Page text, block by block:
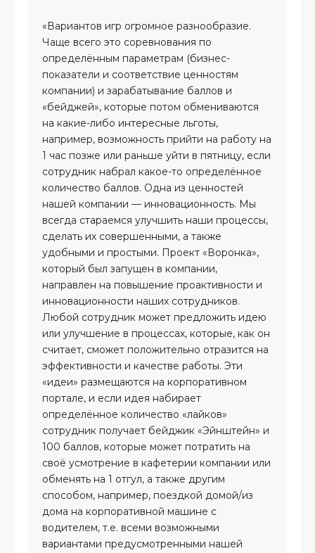
«Вариантов игр огромное разнообразие.
Чаще всего это соревнования по
определённым параметрам (бизнес-
показатели и соответствие ценностям
компании) и зарабатывание баллов и
«бейджей», которые потом обмениваются
на какие-либо интересные льготы,
например, возможность прийти на работу на
1 час позже или раньше уйти в пятницу, если
сотрудник набрал какое-то определённое
количество баллов. Одна из ценностей
нашей компании — инновационность. Мы
всегда стараемся улучшить наши процессы,
сделать их совершенными, а также
удобными и простыми. Проект «Воронка»,
который был запущен в компании,
направлен на повышение проактивности и
инновационности наших сотрудников.
Любой сотрудник может предложить идею
или улучшение в процессах, которые, как он
считает, сможет положительно отразится на
эффективности и качестве работы. Эти
«идеи» размещаются на корпоративном
портале, и если идея набирает
определённое количество «лайков»
сотрудник получает бейджик «Эйнштейн» и
100 баллов, которые может потратить на
своё усмотрение в кафетерии компании или
обменять на 1 отгул, а также другим
способом, например, поездкой домой/из
дома на корпоративной машине с
водителем, т.е. всеми возможными
вариантами предусмотренными нашей